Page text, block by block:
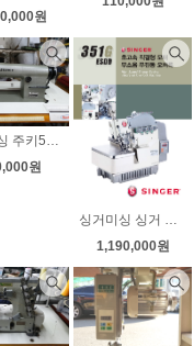
원
중고미싱 주키557 미파557 랜덤발송 공업용미싱 노루발10가지 LED작업등 전국무료배송
원
1,190,000원